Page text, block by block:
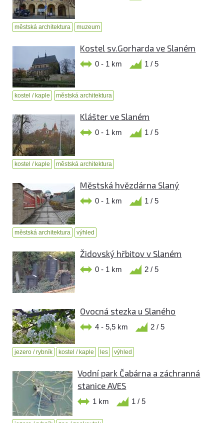
městská architektura muzeum
Kostel sv.Gorharda ve Slaném
0 - 1 km 1 / 5
kostel / kaple městská architektura
Klášter ve Slaném
0 - 1 km 1 / 5
kostel / kaple městská architektura
Městská hvězdárna Slaný
0 - 1 km 1 / 5
městská architektura výhled
Židovský hřbitov v Slaném
0 - 1 km 2 / 5
Ovocná stezka u Slaného
4 - 5,5 km 2 / 5
jezero / rybník kostel / kaple les výhled
Vodní park Čabárna a záchranná
stanice AVES
1 km 1 / 5